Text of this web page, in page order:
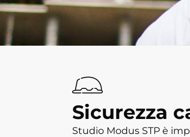
Sicurezza
Studio Modus STP è